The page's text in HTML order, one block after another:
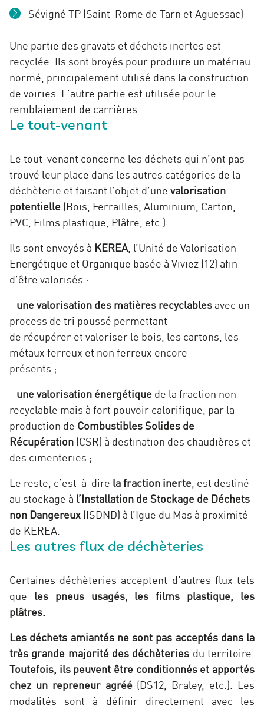
Sévigné TP (Saint-Rome de Tarn et Aguessac)
Une partie des gravats et déchets inertes est
recyclée. Ils sont broyés pour produire un matériau
normé, principalement utilisé dans la construction
de voiries. L'autre partie est utilisée pour le
remblaiement de carrières
Le tout-venant
Le tout-venant concerne les déchets qui n’ont pas
trouvé leur place dans les autres catégories de la
déchèterie et faisant l’objet d’une valorisation
potentielle (Bois, Ferrailles, Aluminium, Carton,
PVC, Films plastique, Plâtre, etc.).
Ils sont envoyés à KEREA, l’Unité de Valorisation
Energétique et Organique basée à Viviez (12) afin
d’être valorisés :
- une valorisation des matières recyclables avec un
process de tri poussé permettant
de récupérer et valoriser le bois, les cartons, les
métaux ferreux et non ferreux encore
présents ;
- une valorisation énergétique de la fraction non
recyclable mais à fort pouvoir calorifique, par la
production de Combustibles Solides de
Récupération (CSR) à destination des chaudières et
des cimenteries ;
Le reste, c’est-à-dire la fraction inerte , est destiné
au stockage à l’Installation de Stockage de Déchets
non Dangereux (ISDND) à l’Igue du Mas à proximité
de KEREA.
Les autres flux de déchèteries
Certaines déchèteries acceptent d’autres flux tels
que les pneus usagés, les films plastique, les
plâtres.
Les déchets amiantés ne sont pas acceptés dans la
très grande majorité des déchèteries du territoire.
Toutefois, ils peuvent être conditionnés et apportés
chez un repreneur agréé(DS12, Braley, etc.). Les
modalités sont à définir directement avec les